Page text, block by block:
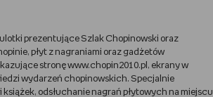
prezentujące Szlak Chopinowski oraz
płyt z nagraniami oraz gadżetów
stronę www.chopin2010.pl, ekrany w
wydarzeń chopinowskich. Specjalnie
odsłuchanie nagrań płytowych na miejscu